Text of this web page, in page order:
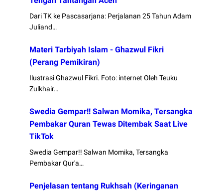
Dari TK ke Pascasarjana: Perjalanan 25 Tahun Adam
Juliand…
Materi Tarbiyah Islam - Ghazwul Fikri
(Perang Pemikiran)
Ilustrasi Ghazwul Fikri. Foto: internet Oleh Teuku
Zulkhair…
Swedia Gempar!! Salwan Momika, Tersangka
Pembakar Quran Tewas Ditembak Saat Live
TikTok
Swedia Gempar!! Salwan Momika, Tersangka
Pembakar Qur'a…
Penjelasan tentang Rukhsah (Keringanan